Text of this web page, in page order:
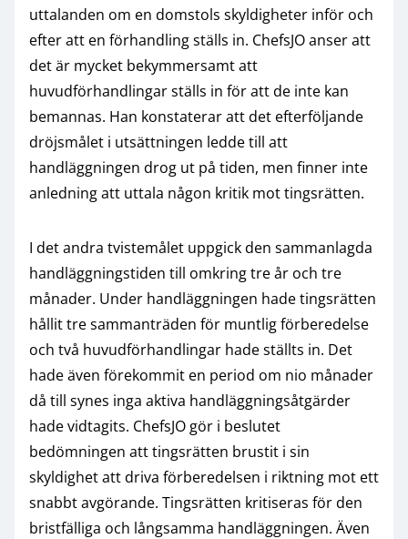
uttalanden om en domstols skyldigheter inför och
efter att en förhandling ställs in. ChefsJO anser att
det är mycket bekymmersamt att
huvudförhandlingar ställs in för att de inte kan
bemannas. Han konstaterar att det efterföljande
dröjsmålet i utsättningen ledde till att
handläggningen drog ut på tiden, men finner inte
anledning att uttala någon kritik mot tingsrätten.
I det andra tvistemålet uppgick den sammanlagda
handläggningstiden till omkring tre år och tre
månader. Under handläggningen hade tingsrätten
hållit tre sammanträden för muntlig förberedelse
och två huvudförhandlingar hade ställts in. Det
hade även förekommit en period om nio månader
då till synes inga aktiva handläggningsåtgärder
hade vidtagits. ChefsJO gör i beslutet
bedömningen att tingsrätten brustit i sin
skyldighet att driva förberedelsen i riktning mot ett
snabbt avgörande. Tingsrätten kritiseras för den
bristfälliga och långsamma handläggningen. Även